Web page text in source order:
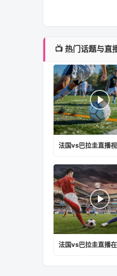
📺 热门话题与直